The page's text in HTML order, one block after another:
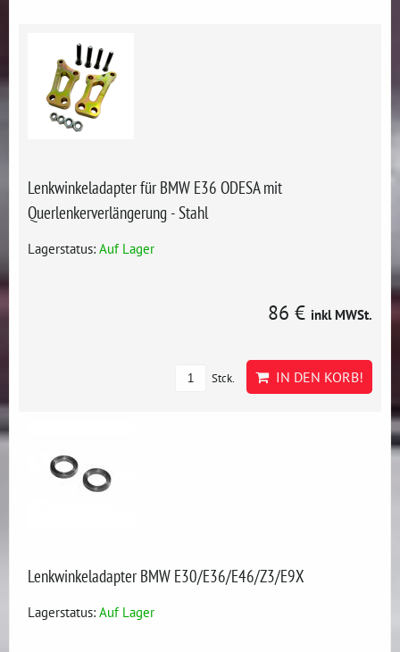
Lenkwinkeladapter für BMW E36 ODESA mit
Querlenkerverlängerung - Stahl
Lagerstatus: Auf Lager
86 € inkl MWSt.
Stck. IN DEN KORB!
Lenkwinkeladapter BMW E30/E36/E46/Z3/E9X
Lagerstatus: Auf Lager